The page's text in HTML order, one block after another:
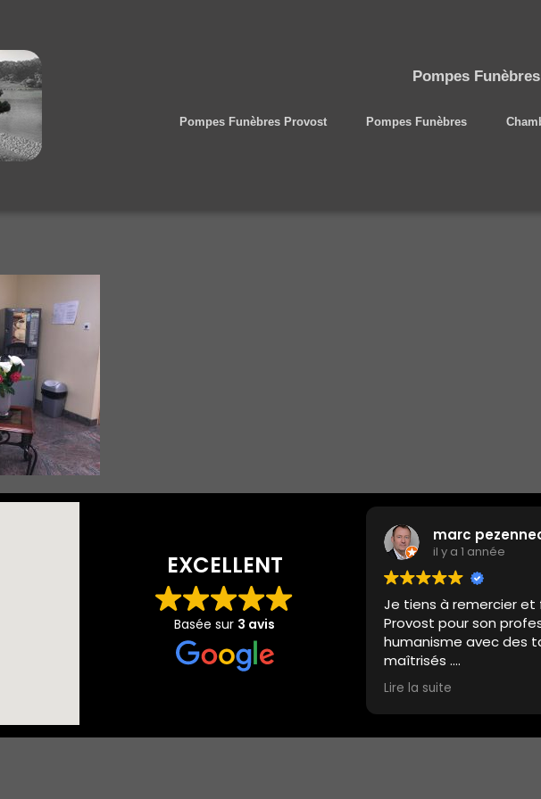
Pompes
Pompes Funèbres Provost Pompes Funèbres
EXCELLENT
Basée sur 3 avis
marc
il y a 1 année
Je tiens à remercier et
Provost pour son
humanisme avec des
maîtrisés .
Je recommande les
Redon .
De l’accueil avec
avec bienveillance
Lire la suite